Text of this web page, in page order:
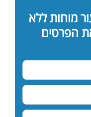
מוחות ללא
הפרטים